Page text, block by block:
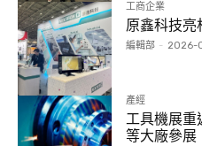
工商企業
原鑫科技
編輯部 - 2026-
產經
工具機展重
等大廠參展